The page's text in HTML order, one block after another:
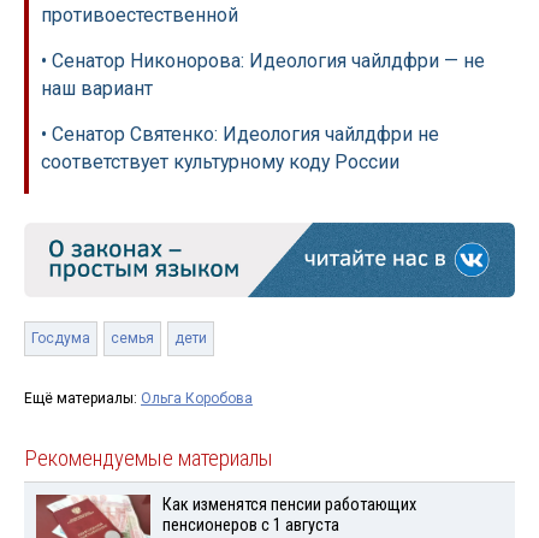
противоестественной
• Сенатор Никонорова: Идеология чайлдфри — не
наш вариант
• Сенатор Святенко: Идеология чайлдфри не
соответствует культурному коду России
Госдума семья дети
Ещё материалы: Ольга Коробова
Рекомендуемые материалы
Как изменятся пенсии работающих
пенсионеров с 1 августа